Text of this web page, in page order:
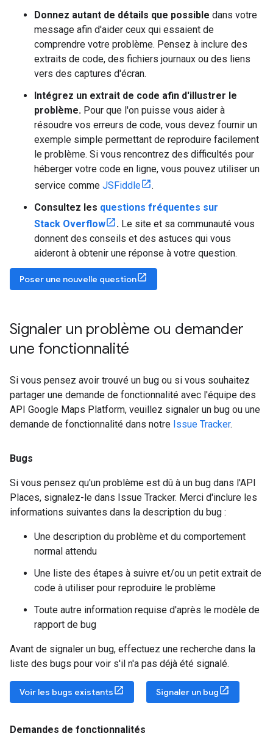
Donnez autant de détails que possible dans votre
message afin d'aider ceux qui essaient de
comprendre votre problème. Pensez à inclure des
extraits de code, des fichiers journaux ou des liens
vers des captures d'écran.
Intégrez un extrait de code afin d'illustrer le
problème. Pour que l'on puisse vous aider à
résoudre vos erreurs de code, vous devez fournir un
exemple simple permettant de reproduire facilement
le problème. Si vous rencontrez des difficultés pour
héberger votre code en ligne, vous pouvez utiliser un
service comme JSFiddle
.
Consultez les questions fréquentes sur
Stack Overflow
. Le site et sa communauté vous
donnent des conseils et des astuces qui vous
aideront à obtenir une réponse à votre question.
Poser une nouvelle question
Signaler un problème ou demander
une fonctionnalité
Si vous pensez avoir trouvé un bug ou si vous souhaitez
partager une demande de fonctionnalité avec l'équipe des
API Google Maps Platform, veuillez signaler un bug ou une
demande de fonctionnalité dans notre Issue Tracker.
Bugs
Si vous pensez qu'un problème est dû à un bug dans l'API
Places, signalez-le dans Issue Tracker. Merci d'inclure les
informations suivantes dans la description du bug :
Une description du problème et du comportement
normal attendu
Une liste des étapes à suivre et/ou un petit extrait de
code à utiliser pour reproduire le problème
Toute autre information requise d'après le modèle de
rapport de bug
Avant de signaler un bug, effectuez une recherche dans la
liste des bugs pour voir s'il n'a pas déjà été signalé.
Voir les bugs existants Signaler un bug
Demandes de fonctionnalités